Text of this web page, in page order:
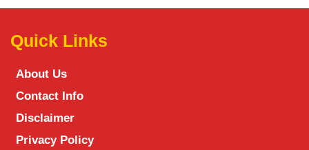
Quick Links
About Us
Contact Info
Disclaimer
Privacy Policy